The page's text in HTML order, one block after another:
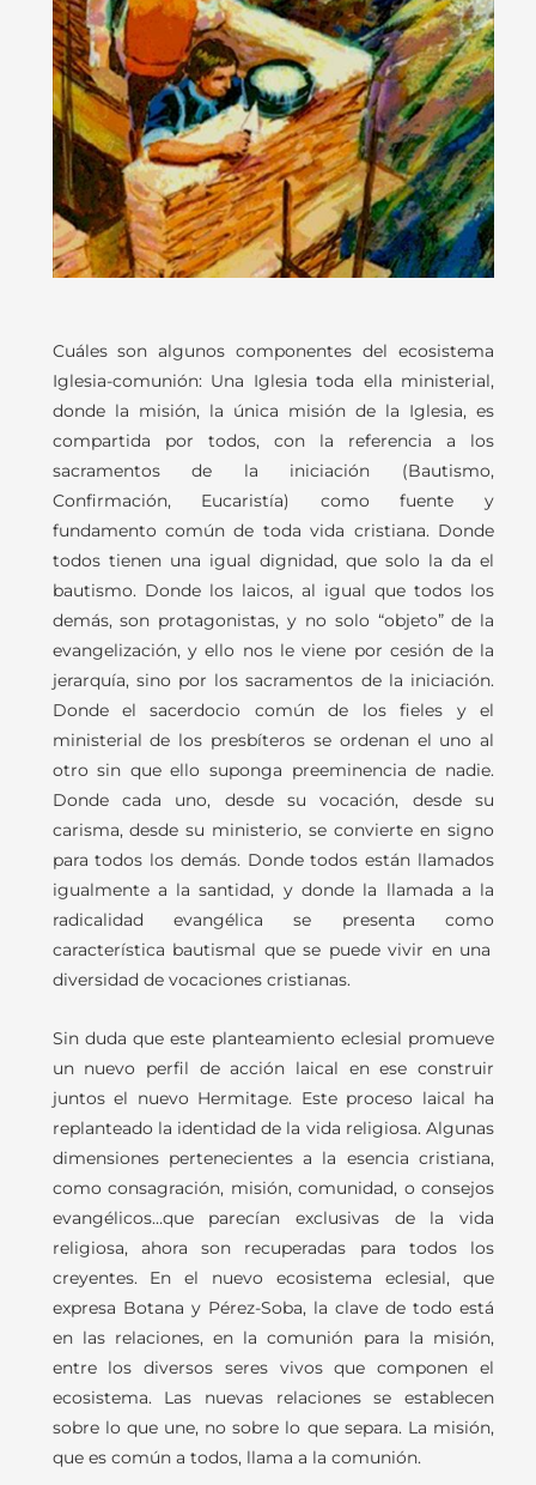
Cuáles son algunos componentes del ecosistema
Iglesia-comunión: Una Iglesia toda ella ministerial,
donde la misión, la única misión de la Iglesia, es
compartida por todos, con la referencia a los
sacramentos de la iniciación (Bautismo,
Confirmación, Eucaristía) como fuente y
fundamento común de toda vida cristiana. Donde
todos tienen una igual dignidad, que solo la da el
bautismo. Donde los laicos, al igual que todos los
demás,son protagonistas,y no solo “objeto”de la
evangelización, y ello nos le viene por cesión de la
jerarquía, sino por los sacramentos de la iniciación.
Donde el sacerdocio común de los fieles yel
ministerialde los presbíteros se ordenan el unoal
otro sin que ello suponga preeminencia de nadie.
Donde cada uno, desde su vocación, desde su
carisma, desde su ministerio, se convierte en signo
para todos los demás. Donde todos están llamados
igualmente a lasantidad, y donde la llamada a la
radicalidad evangélicase presentacomo
característica bautismal que se puede vivir en una
diversidad de vocaciones cristianas.
Sin duda que este planteamiento eclesial promueve
un nuevo perfil de acción laical en ese construir
juntosel nuevo Hermitage. Este proceso laical ha
replanteado la identidadde la vida religiosa.Algunas
dimensiones pertenecientesa la esencia cristiana,
comoconsagración, misión,comunidad, oconsejos
evangélicos…que parecían exclusivas de la vida
religiosa, ahora son recuperadas para todos los
creyentes. Enel nuevoecosistemaeclesial,que
expresa Botana y Pérez-Soba, la clave de todoestá
en las relaciones, en la comunión para la misión,
entre los diversos seres vivos que componen el
ecosistema. Las nuevas relaciones se establecen
sobre lo que une, no sobre lo que separa. La misión,
que es común a todos, llama a la comunión.